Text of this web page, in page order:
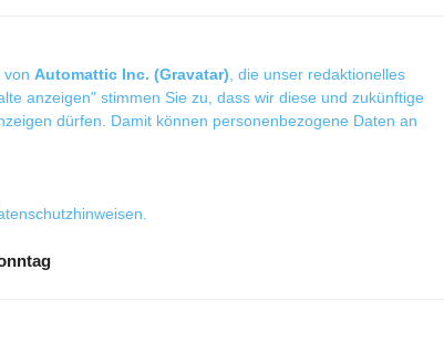
von Automattic Inc. (Gravatar) , die unser redaktionelles
anzeigen" stimmen Sie zu, dass wir diese und zukünftige
dürfen. Damit können personenbezogene Daten an